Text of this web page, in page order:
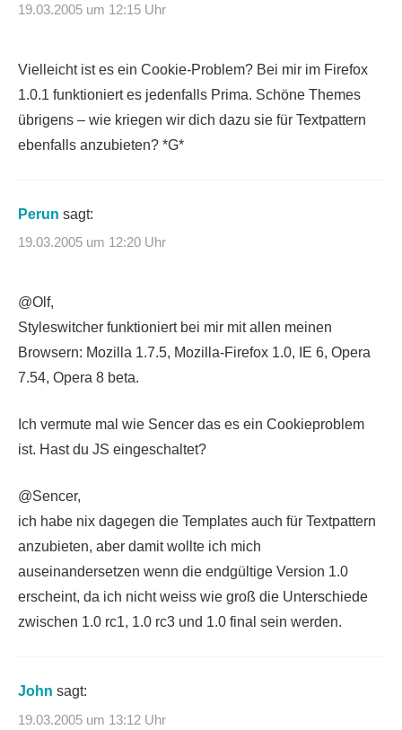
19.03.2005 um 12:15 Uhr
Vielleicht ist es ein Cookie-Problem? Bei mir im Firefox
1.0.1 funktioniert es jedenfalls Prima. Schöne Themes
übrigens – wie kriegen wir dich dazu sie für Textpattern
ebenfalls anzubieten? *G*
Perun sagt:
19.03.2005 um 12:20 Uhr
@Olf,
Styleswitcher funktioniert bei mir mit allen meinen
Browsern: Mozilla 1.7.5, Mozilla-Firefox 1.0, IE 6, Opera
7.54, Opera 8 beta.
Ich vermute mal wie Sencer das es ein Cookieproblem
ist. Hast du JS eingeschaltet?
@Sencer,
ich habe nix dagegen die Templates auch für Textpattern
anzubieten, aber damit wollte ich mich
auseinandersetzen wenn die endgültige Version 1.0
erscheint, da ich nicht weiss wie groß die Unterschiede
zwischen 1.0 rc1, 1.0 rc3 und 1.0 final sein werden.
John sagt:
19.03.2005 um 13:12 Uhr